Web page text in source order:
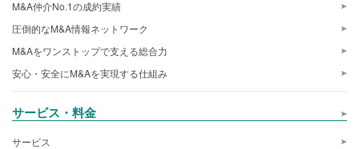
M&A仲介No.1の成約実績
圧倒的なM&A情報ネットワーク
M&Aをワンストップで支える総合力
安心・安全にM&Aを実現する仕組み
サービス・料金
サービス